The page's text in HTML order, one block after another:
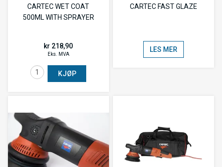
CARTEC WET COAT
500ML WITH SPRAYER
kr 218,90
Eks. MVA
KJØP
CARTEC FAST GLAZE
LES MER